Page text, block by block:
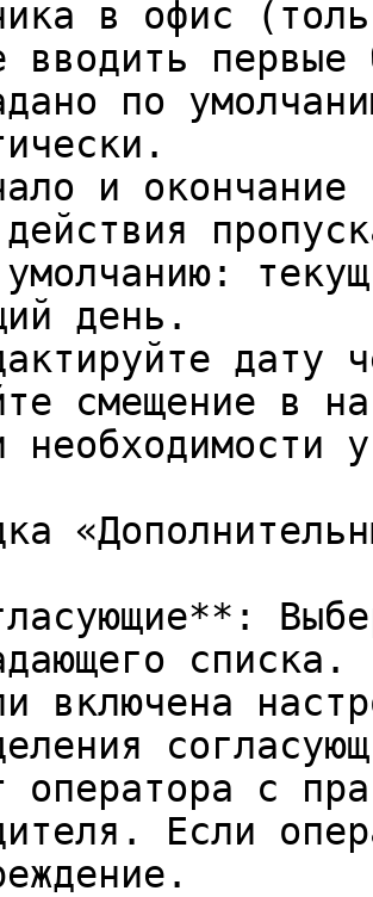
в офис
вводить
по
и окончание
день.
смещение в
списка.
оператора с
Если